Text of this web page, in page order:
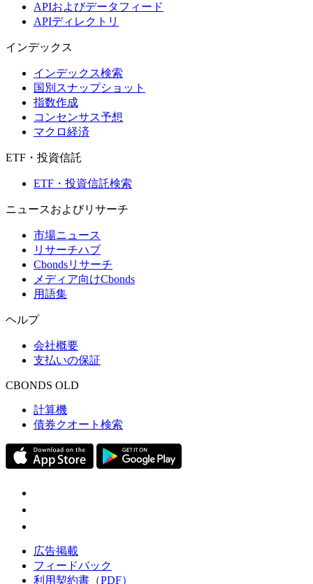
APIおよびデータフィード
APIディレクトリ
インデックス
インデックス検索
国別スナップショット
指数作成
コンセンサス予想
マクロ経済
ETF・投資信託
ETF・投資信託検索
ニュースおよびリサーチ
市場ニュース
リサーチハブ
Cbondsリサーチ
メディア向けCbonds
用語集
ヘルプ
会社概要
支払いの保証
CBONDS OLD
計算機
債券クオート検索
広告掲載
フィードバック
利用契約書（PDF）